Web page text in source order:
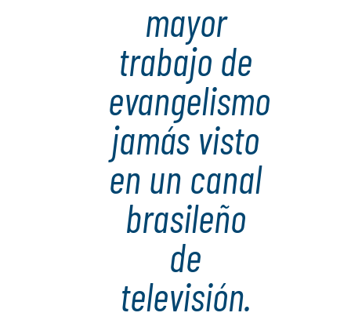
mayor
trabajo de
evangelismo
jamás visto
en un canal
brasileño
de
televisión.